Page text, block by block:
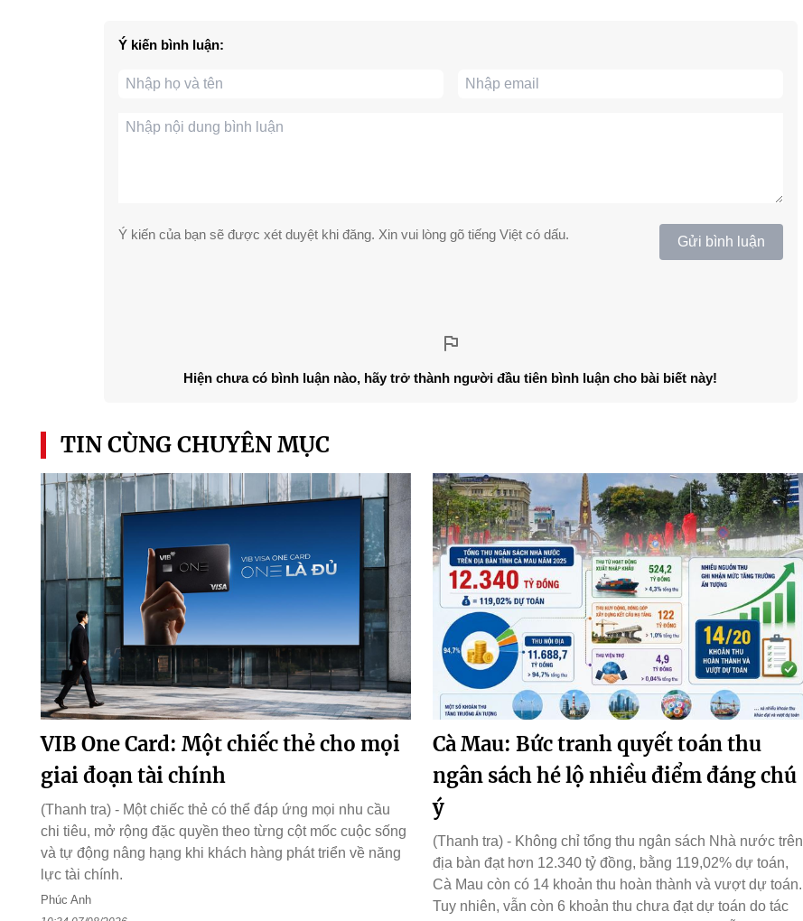
Ý kiến bình luận:
Ý kiến của bạn sẽ được xét duyệt khi đăng. Xin vui lòng gõ tiếng Việt có dấu. Gửi bình luận
Hiện chưa có bình luận nào, hãy trở thành người đầu tiên bình luận cho bài biết này!
TIN CÙNG CHUYÊN MỤC
VIB One Card: Một chiếc thẻ cho mọi
giai đoạn tài chính
(Thanh tra) - Một chiếc thẻ có thể đáp ứng mọi nhu cầu
chi tiêu, mở rộng đặc quyền theo từng cột mốc cuộc sống
và tự động nâng hạng khi khách hàng phát triển về năng
lực tài chính.
Phúc Anh
Cà Mau: Bức tranh quyết toán thu
ngân sách hé lộ nhiều điểm đáng chú
ý
(Thanh tra) - Không chỉ tổng thu ngân sách Nhà nước trên
địa bàn đạt hơn 12.340 tỷ đồng, bằng 119,02% dự toán,
Cà Mau còn có 14 khoản thu hoàn thành và vượt dự toán.
Tuy nhiên, vẫn còn 6 khoản thu chưa đạt dự toán do tác